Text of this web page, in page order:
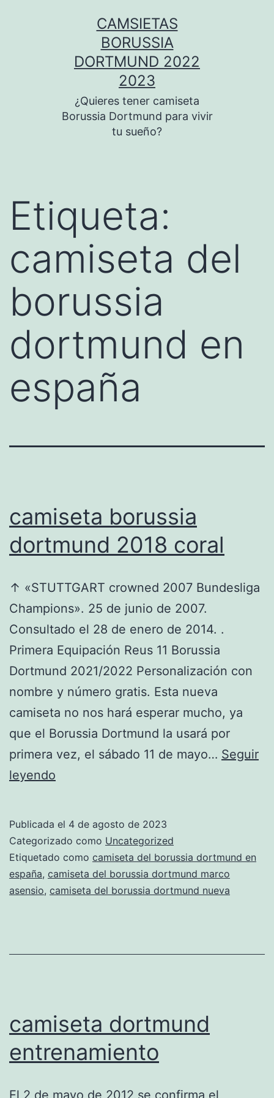
CAMSIETAS
BORUSSIA
DORTMUND 2022
2023
¿Quieres tener camiseta
Borussia Dortmund para vivir
tu sueño?
Etiqueta:
camiseta del
borussia
dortmund en
españa
camiseta borussia
dortmund 2018 coral
↑ «STUTTGART crowned 2007 Bundesliga
Champions». 25 de junio de 2007.
Consultado el 28 de enero de 2014. .
Primera Equipación Reus 11 Borussia
Dortmund 2021/2022 Personalización con
nombre y número gratis. Esta nueva
camiseta no nos hará esperar mucho, ya
que el Borussia Dortmund la usará por
primera vez, el sábado 11 de mayo… Seguir
leyendo
2018
coral
Publicada el 4 de agosto de 2023
Categorizado como Uncategorized
Etiquetado como camiseta del borussia dortmund en
españa, camiseta del borussia dortmund marco
asensio, camiseta del borussia dortmund nueva
camiseta dortmund
entrenamiento
El 2 de mayo de 2012 se confirma el